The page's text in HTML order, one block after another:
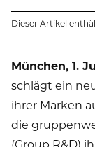
Dieser Artikel
München, 1.
schlägt ein
ihrer Marken
die
(Group R&D)